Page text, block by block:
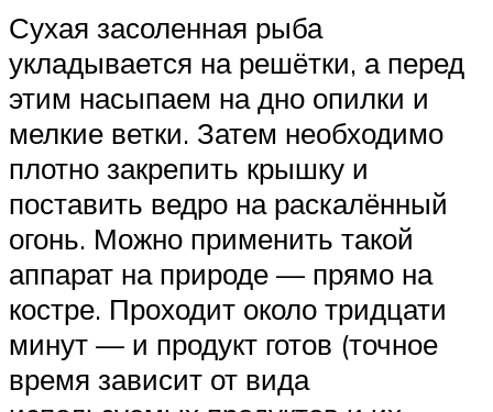
Сухая засоленная рыба
укладывается на решётки, а перед
этим насыпаем на дно опилки и
мелкие ветки. Затем необходимо
плотно закрепить крышку и
поставить ведро на раскалённый
огонь. Можно применить такой
аппарат на природе — прямо на
костре. Проходит около тридцати
минут — и продукт готов (точное
время зависит от вида